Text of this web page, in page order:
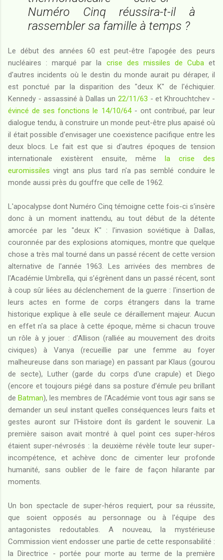
Numéro Cinq réussira-t-il à
rassembler sa famille à temps ?
Le début des années 60 est peut-être l'apogée des peurs
nucléaires : marqué par la crise des missiles de Cubaet
d'autres incidents où le destin du monde aurait pu déraper, il
est ponctué par la disparition des "deux K" de l'échiquier.
Kennedy - assassiné à Dallas un 22/11/63 - et Khrouchtchev -
évincé de ses fonctions le 14/10/64- ont contribué, par leur
dialogue tendu, à construire un monde peut-être plus apaisé où
il était possible d'envisager une coexistence pacifique entre les
deux blocs. Le fait est que si d'autres époques de tension
internationale existèrent ensuite, même la crise des
euromissiles vingt ans plus tard n'a pas semblé conduire le
monde aussi près du gouffre que celle de 1962.
L'apocalypse dont Numéro Cinq témoigne cette fois-ci s'insère
donc à un moment inattendu, au tout début de la détente
amorcée par les "deux K" : l'invasion soviétique à Dallas,
couronnée par des explosions atomiques, montre que quelque
chose a très mal tourné dans un passé récent de cette version
alternative de l'année 1963. Les arrivées des membres de
l'Académie Umbrella, qui s’égrènent dans un passé récent, sont
à coup sûr liées au déclenchement de la guerre : l'insertion de
leurs actes en forme de corps étrangers dans la trame
historique explique à elle seule ce déraillement majeur. Aucun
en effet n'a sa place à cette époque, même si chacun trouve
un rôle à y jouer : d'Allison (ralliée au mouvement des droits
civiques) à Vanya (recueillie par une femme au foyer
malheureuse dans son mariage) en passant par Klaus (gourou
de secte), Luther (garde du corps d'une crapule) et Diego
(encore et toujours piégé dans sa posture d'émule peu brillant
deBatman), les membres de l'Académie vont tous agir sans se
demander un seul instant quelles conséquences leurs faits et
gestes auront sur l'Histoire dont ils gardent le souvenir. La
première saison avait montré à quel point ces super-héros
étaient super-névrosés : la deuxième révèle toute leur super-
incompétence, et achève donc de cimenter leur profonde
humanité, sans oublier de le faire de façon hilarante par
moments.
Un bon spectacle de super-héros requiert, pour sa réussite,
que soient opposés au personnage ou à l'équipe des
antagonistes redoutables. A nouveau, la mystérieuse
Commission vient endosser une partie de cette responsabilité :
la Directrice - portée pour morte au terme de la première